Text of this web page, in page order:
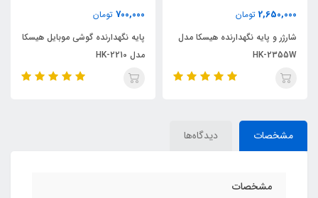
تومان
پایه نگهدارنده هیسکا مدل
تومان
پایه نگهدارنده گوشی موبایل هیسکا
پایه
مشخصات دیدگاه‌ها
مشخصات